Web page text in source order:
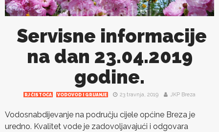
Servisne informacije
na dan 23.04.2019
godine.
RJ ČISTOĆA VODOVOD I GRIJANJE 23 travnja, 2019 JKP Breza
Vodosnabdijevanje na području cijele općine Breza je
uredno. Kvalitet vode je zadovoljavajući i odgovara